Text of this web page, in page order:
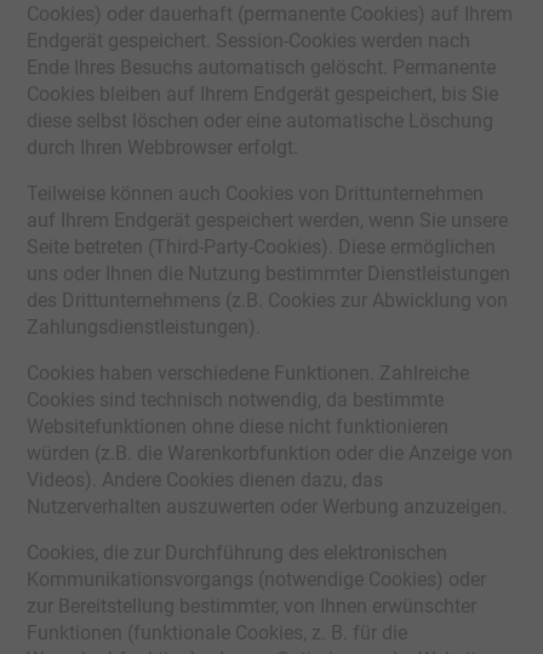
Cookies) oder dauerhaft (permanente Cookies) auf Ihrem
Endgerät gespeichert. Session-Cookies werden nach
Ende Ihres Besuchs automatisch gelöscht. Permanente
Cookies bleiben auf Ihrem Endgerät gespeichert, bis Sie
diese selbst löschen oder eine automatische Löschung
durch Ihren Webbrowser erfolgt.
Teilweise können auch Cookies von Drittunternehmen
auf Ihrem Endgerät gespeichert werden, wenn Sie unsere
Seite betreten (Third-Party-Cookies). Diese ermöglichen
uns oder Ihnen die Nutzung bestimmter Dienstleistungen
des Drittunternehmens (z.B. Cookies zur Abwicklung von
Zahlungsdienstleistungen).
Cookies haben verschiedene Funktionen. Zahlreiche
Cookies sind technisch notwendig, da bestimmte
Websitefunktionen ohne diese nicht funktionieren
würden (z.B. die Warenkorbfunktion oder die Anzeige von
Videos). Andere Cookies dienen dazu, das
Nutzerverhalten auszuwerten oder Werbung anzuzeigen.
Cookies, die zur Durchführung des elektronischen
Kommunikationsvorgangs (notwendige Cookies) oder
zur Bereitstellung bestimmter, von Ihnen erwünschter
Funktionen (funktionale Cookies, z. B. für die